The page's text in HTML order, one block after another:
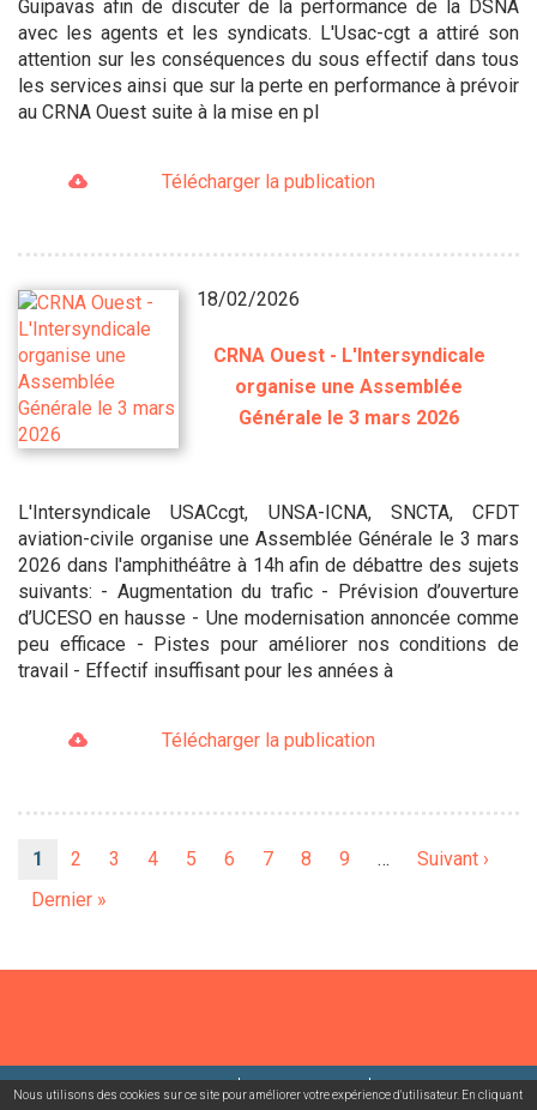
Guipavas afin de discuter de la performance de la DSNA
avec les agents et les syndicats. L'Usac-cgt a attiré son
attention sur les conséquences du sous effectif dans tous
les services ainsi que sur la perte en performance à prévoir
au CRNA Ouest suite à la mise en pl
Télécharger la publication
18/02/2026
CRNA Ouest - L'Intersyndicale
organise une Assemblée
Générale le 3 mars 2026
L'Intersyndicale USACcgt, UNSA-ICNA, SNCTA, CFDT
aviation-civile organise une Assemblée Générale le 3 mars
2026 dans l'amphithéâtre à 14h afin de débattre des sujets
suivants: - Augmentation du trafic - Prévision d’ouverture
d’UCESO en hausse - Une modernisation annoncée comme
peu efficace - Pistes pour améliorer nos conditions de
travail - Effectif insuffisant pour les années à
Télécharger la publication
Page
1 Page
2 Page
3 Page
4 Page
5 Page
6 Page
7 Page
8 Page
9 …
Page
Suivant ›
Dernière
Dernier »
©2026 USACcgt Mentions légales Contact
Nous utilisons des cookies sur ce site pour améliorer votre expérience d'utilisateur. En cliquant